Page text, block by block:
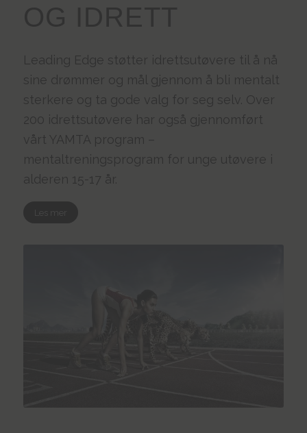
Leading Edge støtter idrettsutøvere til å nå
sine drømmer og mål gjennom å bli mentalt
sterkere og ta gode valg for seg selv. Over
200 idrettsutøvere har også gjennomført
vårt YAMTA program –
mentaltreningsprogram for unge utøvere i
alderen 15-17 år.
Les mer